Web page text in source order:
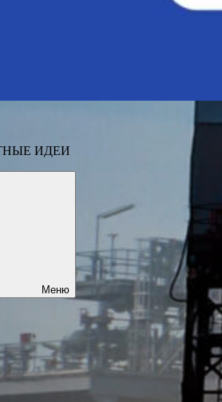
ИДЕИ
Меню